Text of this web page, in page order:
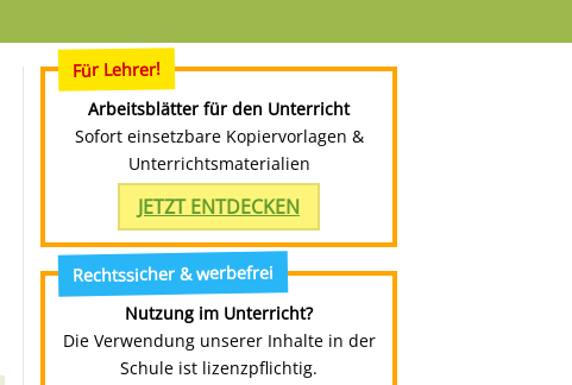
Für Lehrer!
Arbeitsblätter für den Unterricht
Sofort einsetzbare Kopiervorlagen &
Unterrichtsmaterialien
JETZT ENTDECKEN
Rechtssicher & werbefrei
Nutzung im Unterricht?
Die Verwendung unserer Inhalte in der
Schule ist lizenzpflichtig.